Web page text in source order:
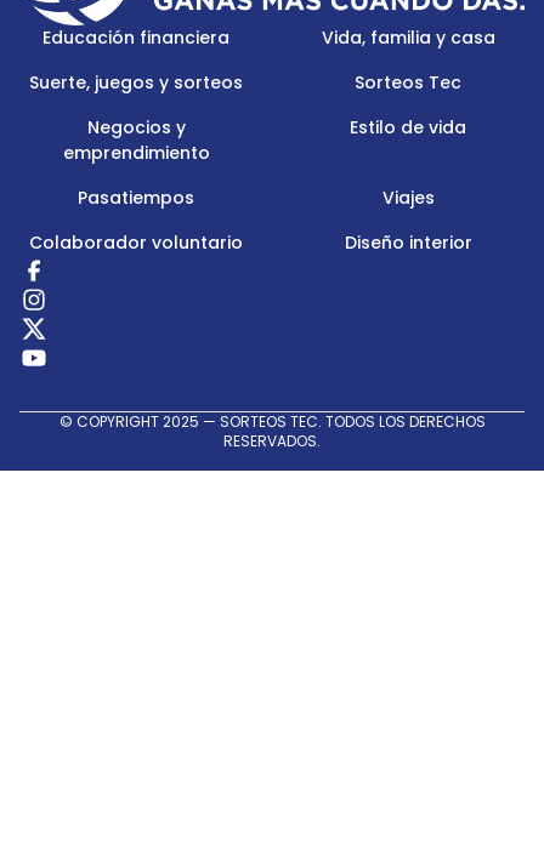
Educación financiera
Vida, familia y casa
Suerte, juegos y sorteos
Sorteos Tec
Negocios y
emprendimiento
Estilo de vida
Pasatiempos
Viajes
Colaborador voluntario
Diseño interior
Redes
Sociales
© COPYRIGHT 2025 — SORTEOS TEC. TODOS LOS DERECHOS
RESERVADOS.